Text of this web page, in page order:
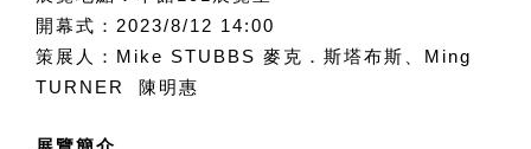
開幕式：2023/8/12 14:00
策展人：
Mike STUBBS 麥克．斯塔布斯、Ming
TURNER 陳明惠